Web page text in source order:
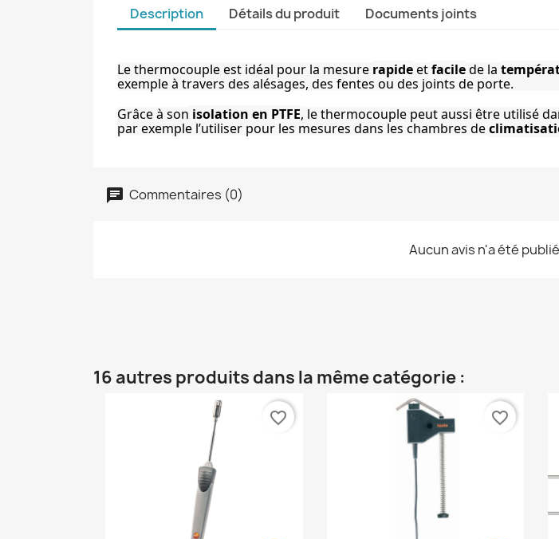
Description Détails du produit Documents joints
Le thermocouple est idéal pour la mesure rapide et facile de la
exemple à travers des alésages, des fentes ou des joints de porte.
Grâce à son isolation en PTFE, le thermocouple peut aussi être utilisé
par exemple l’utiliser pour les mesures dans les chambres de
Commentaires (0)
Aucun avis n'a été
16 autres produits dans la même catégorie :
favorite_border favorite_border